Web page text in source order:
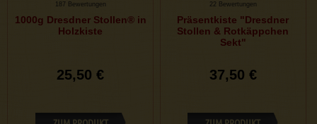
187 Bewertungen
1000g Dresdner Stollen® in
Holzkiste
25,50 €
22 Bewertungen
Präsentkiste "Dresdner
Stollen & Rotkäppchen
Sekt"
37,50 €